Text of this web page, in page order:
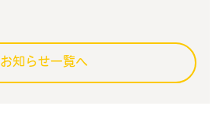
お知らせ一覧へ